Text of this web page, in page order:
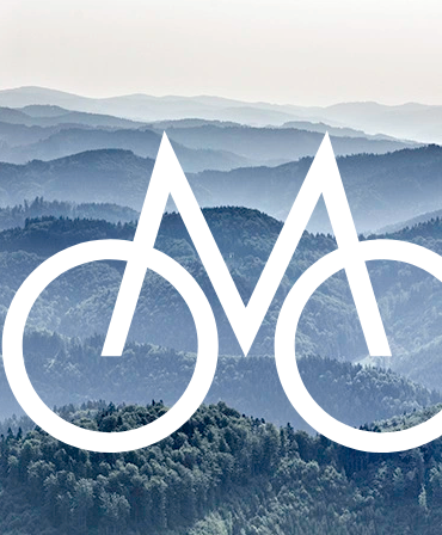
CO POTŘEBUJETE NAJÍT?
HLEDAT
DOPORUČUJEME
SAMOLEPÍCÍCH ZÁPLAT NA DUŠE
Kč